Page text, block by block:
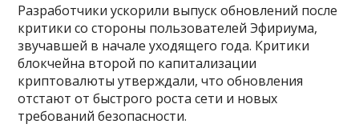
Разработчики ускорили выпуск обновлений после
критики со стороны пользователей Эфириума,
звучавшей в начале уходящего года. Критики
блокчейна второй по капитализации
криптовалюты утверждали, что обновления
отстают от быстрого роста сети и новых
требований безопасности.